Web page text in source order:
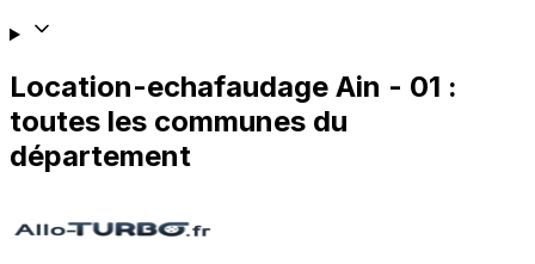
Location-echafaudage Ain - 01 :
toutes les communes du
département